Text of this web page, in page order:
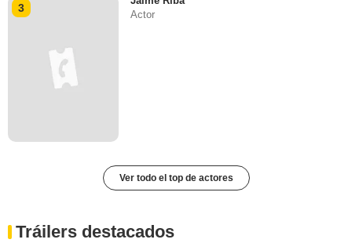
3
Actor
Ver todo el top de actores
Tráilers destacados